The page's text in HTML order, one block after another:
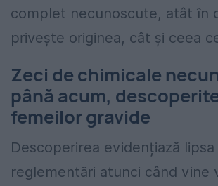
complet necunoscute, atât în
privește originea, cât și ceea
Zeci de chimicale
până acum,
femeilor gravide
Descoperirea evidențiază lipsa
reglementări atunci când vine